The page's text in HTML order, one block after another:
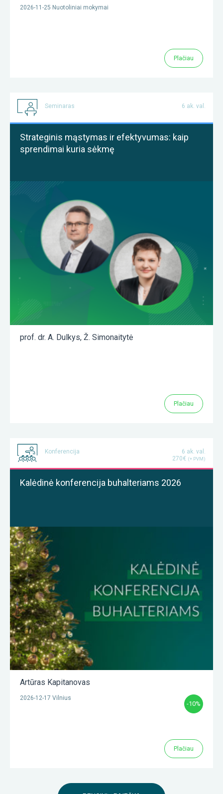
2026-11-25 Nuotoliniai mokymai
Plačiau
Seminaras 6 ak. val.
Strateginis mąstymas ir efektyvumas: kaip
sprendimai kuria sėkmę
prof. dr. A. Dulkys, Ž. Simonaitytė
Plačiau
Konferencija
6 ak. val.
270€ (+ PVM)
Kalėdinė konferencija buhalteriams 2026
Artūras Kapitanovas
2026-12-17 Vilnius
-10%
Plačiau